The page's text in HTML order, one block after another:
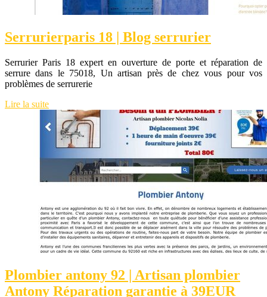
Ser­rurier­pa­ris 18 | Blog serrurier
Serrurier Paris 18 expert en ouverture de porte et réparation de
serrure dans le 75018, Un artisan près de chez vous pour vos
problèmes de serrurerie
Lire la suite
Plombier antony 92 | Artisan plombier
Antony Réparation garantie à 39EUR